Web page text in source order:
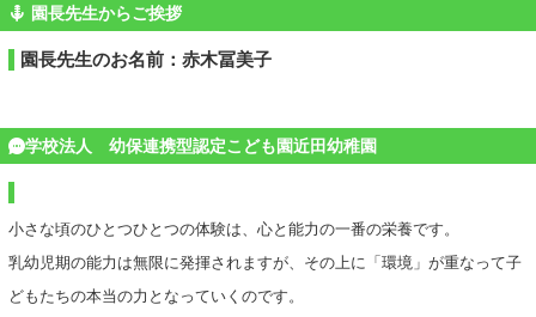
園長先生からご挨拶
園長先生のお名前：赤木冨美子
学校法人 幼保連携型認定こども園近田幼稚園
小さな頃のひとつひとつの体験は、心と能力の一番の栄養です。
乳幼児期の能力は無限に発揮されますが、その上に「環境」が重なって子
どもたちの本当の力となっていくのです。